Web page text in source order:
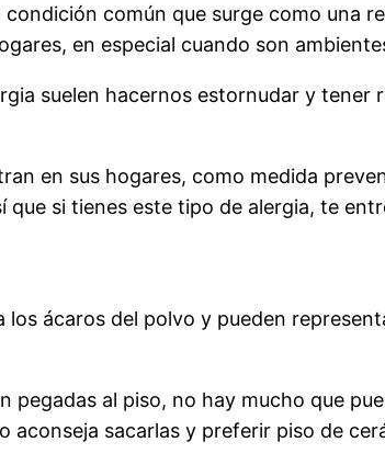
condición común que surge como
en especial cuando son
suelen hacernos estornudar y
en sus hogares, como medida
que si tienes este tipo de alergia, te
ácaros del polvo y pueden
pegadas al piso, no hay mucho que
aconseja sacarlas y preferir piso de